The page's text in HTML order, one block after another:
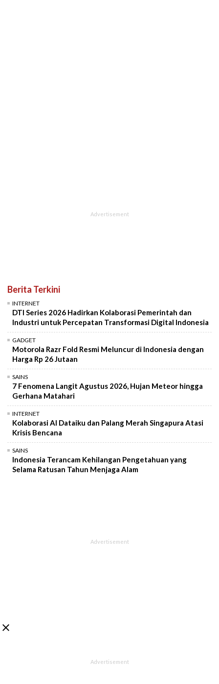
Berita Terkini
INTERNET
DTI Series 2026 Hadirkan Kolaborasi Pemerintah dan
Industri untuk Percepatan Transformasi Digital Indonesia
GADGET
Motorola Razr Fold Resmi Meluncur di Indonesia dengan
Harga Rp 26 Jutaan
SAINS
7 Fenomena Langit Agustus 2026, Hujan Meteor hingga
Gerhana Matahari
INTERNET
Kolaborasi AI Dataiku dan Palang Merah Singapura Atasi
Krisis Bencana
SAINS
Indonesia Terancam Kehilangan Pengetahuan yang
Selama Ratusan Tahun Menjaga Alam
